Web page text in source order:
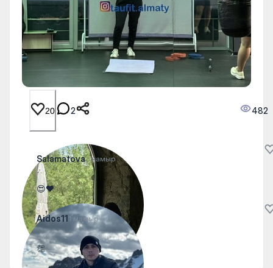
20 2 482
Salamatova1 мамыр
😍❤️
Aidos111 мамыр
👏